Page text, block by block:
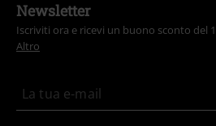
Newsletter
Iscriviti ora e ricevi un buono sconto del
Altro